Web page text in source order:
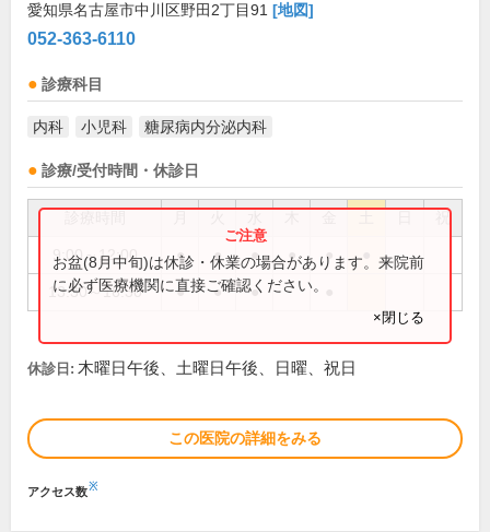
愛知県名古屋市中川区野田2丁目91 [地図]
052-363-6110
診療科目
内科 小児科 糖尿病内分泌内科
診療/受付時間・休診日
祝
9:00～12:00 ● ● ● ● ●
13:30～16:30 ● ● ●
お盆(8月中旬)は休診・休業の場合があります。来院前
に必ず医療機関に直接ご確認ください。
×閉じる
休診日: 木曜日午後、土曜日午後、日曜、祝日
この医院の詳細をみる
アクセス数※